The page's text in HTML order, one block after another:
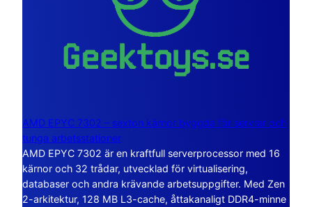
AMD EPYC 7302 – sexton kärnor byggda för servrar och
tunga arbetsstationer
AMD EPYC 7302 är en kraftfull serverprocessor med 16
kärnor och 32 trådar, utvecklad för virtualisering,
databaser och andra krävande arbetsuppgifter. Med Zen
2-arkitektur, 128 MB L3-cache, åttakanaligt DDR4-minne